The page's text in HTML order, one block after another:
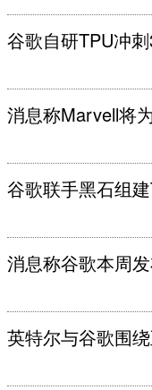
谷歌自研TPU冲
消息称Marvell将
谷歌联手黑石组
消息称谷歌本周
英特尔与谷歌围